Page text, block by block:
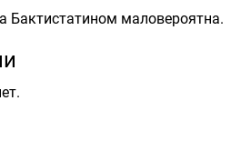
Бактистатином маловероятна.